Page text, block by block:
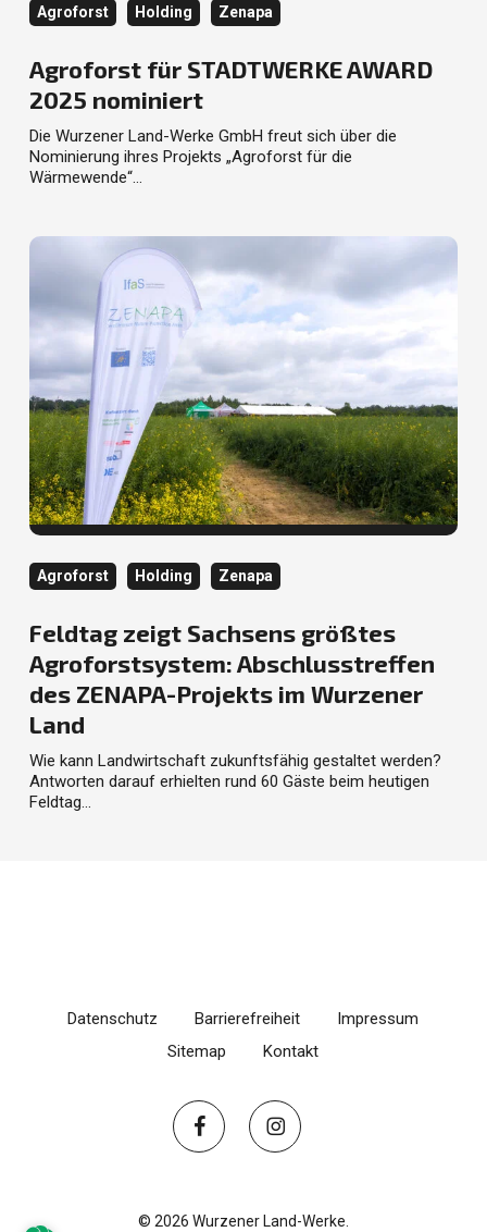
AgroforstKategorie
HoldingKategorie
ZenapaKategorie
Agroforst für STADTWERKE AWARD
2025 nominiert
Die Wurzener Land-Werke GmbH freut sich über die
Nominierung ihres Projekts „Agroforst für die
Wärmewende“…
AgroforstKategorie
HoldingKategorie
ZenapaKategorie
Feldtag zeigt Sachsens größtes
Agroforstsystem: Abschlusstreffen
des ZENAPA-Projekts im Wurzener
Land
Wie kann Landwirtschaft zukunftsfähig gestaltet werden?
Antworten darauf erhielten rund 60 Gäste beim heutigen
Feldtag…
Datenschutz Barrierefreiheit
Impressum
Sitemap
Kontakt
facebook instagram
© 2026 Wurzener Land-Werke.